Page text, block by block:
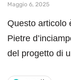
Maggio 6, 2025
Questo articolo
Pietre
del progetto di